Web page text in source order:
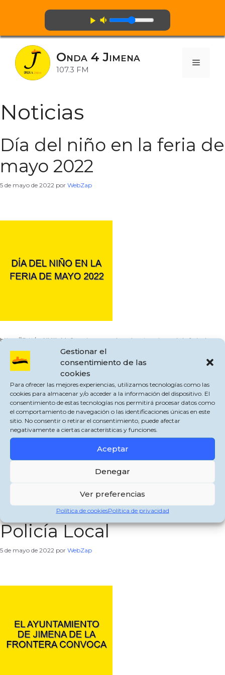
Gestionar el
consentimiento de las
cookies
Para ofrecer las mejores experiencias, utilizamos tecnologías como las
cookies para almacenar y/o acceder a la información del dispositivo. El
consentimiento de estas tecnologías nos permitirá procesar datos como
el comportamiento de navegación o las identificaciones únicas en este
sitio. No consentir o retirar el consentimiento, puede afectar
negativamente a ciertas características y funciones.
Aceptar
Denegar
Ver preferencias
Política de cookiesPolítica de privacidad
Saltar
contenido
play_arrow volume_down
Onda 4 Jimena
107.3 FM
Menú
Noticias
Día del niño en la feria de
mayo 2022
5 de mayo de 2022 por WebZap
https://ift.tt/nuNHjib Mañana jueves se abren las atracciones de la feria de
mayo a precio reducido. from Noticias https://ift.tt/3ZjKAdw
Categorías
Jimena de la Frontera
IFTTT
Noticias
Deja un comentario
El Ayuntamiento de
Jimena de la Frontera
convoca cuatro plazas de
Policía Local
5 de mayo de 2022 por WebZap